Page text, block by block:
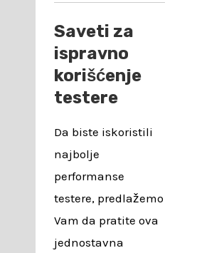
Saveti za
ispravno
korišćenje
testere
Da biste iskoristili
najbolje
performanse
testere, predlažemo
Vam da pratite ova
jednostavna